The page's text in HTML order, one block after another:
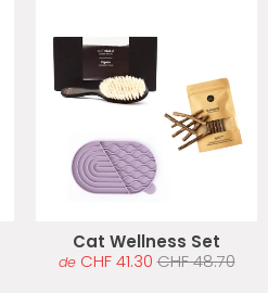
Cat Wellness Set
de CHF 41.30 CHF 48.70